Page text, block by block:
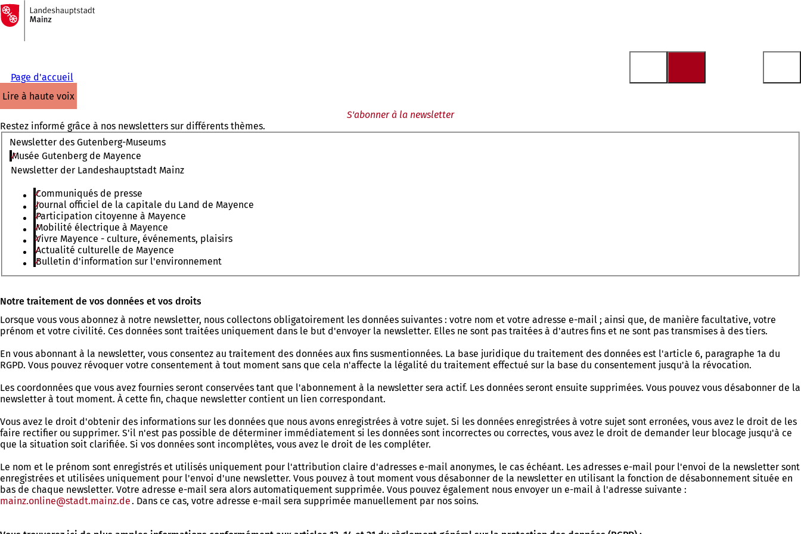
Accéder au contenu
Vers
la
page
d'accueil
Page d'accueil
lire à haute voix
S'abonner à la newsletter
Restez informé grâce à nos newsletters sur différents thèmes.
Newsletter des Gutenberg-Museums
Musée Gutenberg de Mayence
Newsletter der Landeshauptstadt Mainz
Communiqués de presse
Journal officiel de la capitale du Land de Mayence
Participation citoyenne à Mayence
Mobilité électrique à Mayence
Vivre Mayence - culture, événements, plaisirs
Actualité culturelle de Mayence
Bulletin d'information sur l'environnement
Bitte
Sie
dieses
leer.
Notre traitement de vos données et vos droits
Lorsque vous vous abonnez à notre newsletter, nous collectons obligatoirement les données suivantes : votre nom et votre adresse e-mail ; ainsi que, de manière facultative, votre
prénom et votre civilité. Ces données sont traitées uniquement dans le but d'envoyer la newsletter. Elles ne sont pas traitées à d'autres fins et ne sont pas transmises à des tiers.
En vous abonnant à la newsletter, vous consentez au traitement des données aux fins susmentionnées. La base juridique du traitement des données est l'article 6, paragraphe 1a du
RGPD. Vous pouvez révoquer votre consentement à tout moment sans que cela n'affecte la légalité du traitement effectué sur la base du consentement jusqu'à la révocation.
Les coordonnées que vous avez fournies seront conservées tant que l'abonnement à la newsletter sera actif. Les données seront ensuite supprimées. Vous pouvez vous désabonner de la
newsletter à tout moment. À cette fin, chaque newsletter contient un lien correspondant.
Vous avez le droit d'obtenir des informations sur les données que nous avons enregistrées à votre sujet. Si les données enregistrées à votre sujet sont erronées, vous avez le droit de les
faire rectifier ou supprimer. S'il n'est pas possible de déterminer immédiatement si les données sont incorrectes ou correctes, vous avez le droit de demander leur blocage jusqu'à ce
que la situation soit clarifiée. Si vos données sont incomplètes, vous avez le droit de les compléter.
Le nom et le prénom sont enregistrés et utilisés uniquement pour l'attribution claire d'adresses e-mail anonymes, le cas échéant. Les adresses e-mail pour l'envoi de la newsletter sont
enregistrées et utilisées uniquement pour l'envoi d'une newsletter. Vous pouvez à tout moment vous désabonner de la newsletter en utilisant la fonction de désabonnement située en
bas de chaque newsletter. Votre adresse e-mail sera alors automatiquement supprimée. Vous pouvez également nous envoyer un e-mail à l'adresse suivante :
mainz.online
stadt.mainz de. Dans ce cas, votre adresse e-mail sera supprimée manuellement par nos soins.